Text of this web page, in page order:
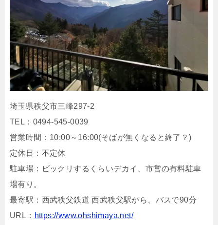
埼玉県秩父市三峰297-2
TEL：0494-545-0039
営業時間：10:00～16:00(そばが無くなると終了？)
定休日：不定休
駐車場：ビックリするくらいデカイ、市営の有料駐車
場有り。
最寄駅：西武秩父鉄道 西武秩父駅から、バスで90分
URL： https://www.ohshimaya.net/